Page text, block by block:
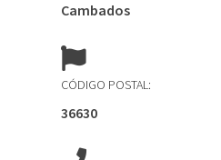
Cambados
CÓDIGO POSTAL:
36630